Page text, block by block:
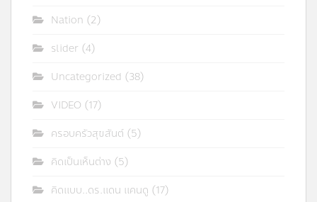
Nation (2)
slider (4)
Uncategorized (38)
VIDEO (17)
ครอบครัวสุขสันต์ (5)
คิดเป็นเห็นต่าง (5)
คิดแบบ..ดร.แดน แคนดู (17)